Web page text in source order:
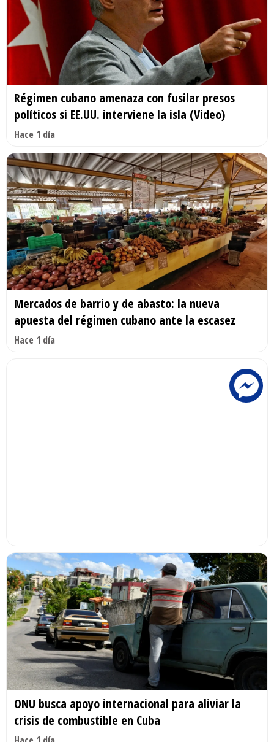
Régimen cubano amenaza con fusilar presos
políticos si EE.UU. interviene la isla (Video)
Hace 1 día
Mercados de barrio y de abasto: la nueva
apuesta del régimen cubano ante la escasez
Hace 1 día
ONU busca apoyo internacional para aliviar la
crisis de combustible en Cuba